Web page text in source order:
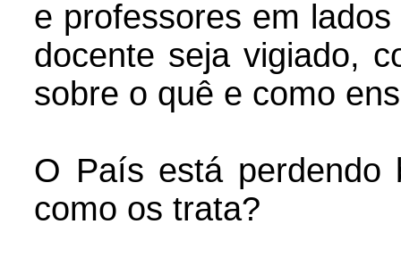
e professores em
docente seja vigiado,
sobre o quê e como
O País está perdendo
como os trata?